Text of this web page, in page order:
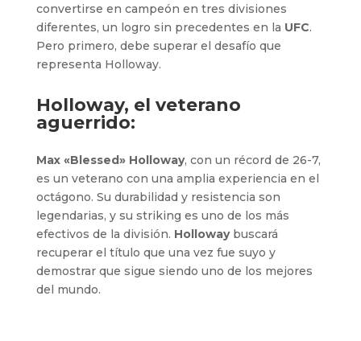
convertirse en campeón en tres divisiones
diferentes, un logro sin precedentes en la UFC.
Pero primero, debe superar el desafío que
representa Holloway.
Holloway, el veterano
aguerrido:
Max «Blessed» Holloway, con un récord de 26-7,
es un veterano con una amplia experiencia en el
octágono. Su durabilidad y resistencia son
legendarias, y su striking es uno de los más
efectivos de la división. Hollowaybuscará
recuperar el título que una vez fue suyo y
demostrar que sigue siendo uno de los mejores
del mundo.